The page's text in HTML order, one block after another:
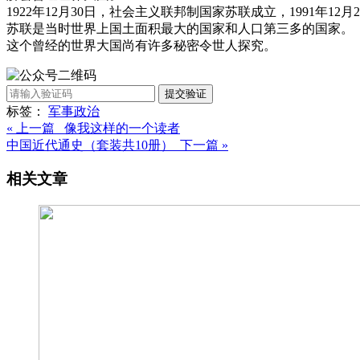
1922年12月30日，社会主义联邦制国家苏联成立，1991年12月
苏联是当时世界上国土面积最大的国家和人口第三多的国家。
这个曾经的世界大国尚有许多秘密令世人探究。
提交验证
标签： 军事政治
« 上一篇 像我这样的一个读者
中国近代通史（套装共10册） 下一篇 »
相关文章